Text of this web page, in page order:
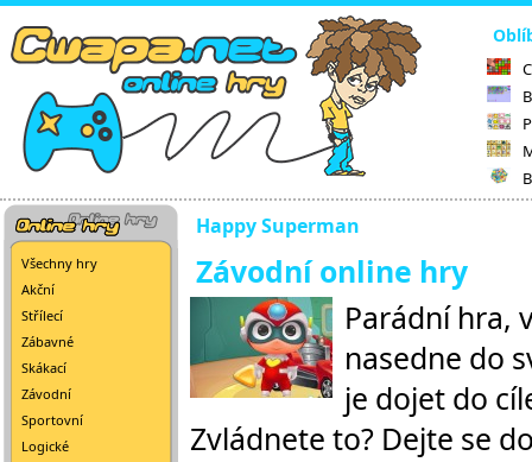
Všechny hry
Akční
Střílecí
Zábavné
Skákací
Závodní
Sportovní
Logické
Happy Superman
Závodní online hry
Parádní hra,
nasedne do
je dojet do
Zvládnete to? Dejte se